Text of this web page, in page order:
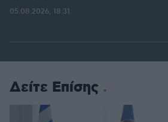
05.08.2026, 18:31
Δείτε Επίσης